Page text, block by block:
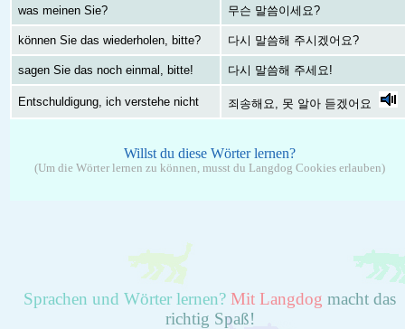
was meinen Sie? 무슨 말씀이세요?
können Sie das wiederholen, bitte? 다시 말씀해 주시겠어요?
sagen Sie das noch einmal, bitte! 다시 말씀해 주세요!
Entschuldigung, ich verstehe nicht 죄송해요, 못 알아 듣겠어요
Willst du diese Wörter lernen?
(Um die Wörter lernen zu können, musst du Langdog Cookies erlauben)
Sprachen und Wörter lernen? Mit Langdog macht das
richtig Spaß!